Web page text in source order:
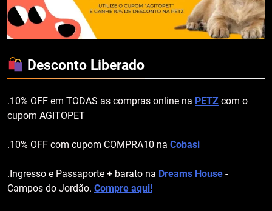
Desconto Liberado
.10% OFF em TODAS as compras online na PETZ com o
cupom AGITOPET
.10% OFF com cupom COMPRA10 na Cobasi
.Ingresso e Passaporte + barato na Dreams House -
Campos do Jordão. Compre aqui!